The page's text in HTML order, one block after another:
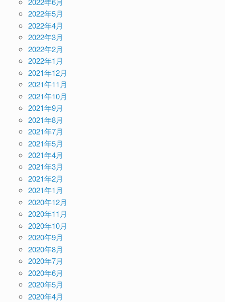
2022年5月
2022年4月
2022年3月
2022年2月
2022年1月
2021年12月
2021年11月
2021年10月
2021年9月
2021年8月
2021年7月
2021年5月
2021年4月
2021年3月
2021年2月
2021年1月
2020年12月
2020年11月
2020年10月
2020年9月
2020年8月
2020年7月
2020年6月
2020年5月
2020年4月